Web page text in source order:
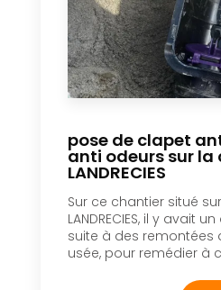
pose de clapet
anti odeurs sur la
LANDRECIES
Sur ce chantier situé
LANDRECIES, il y avait
suite à des remontées
usée, pour remédier à